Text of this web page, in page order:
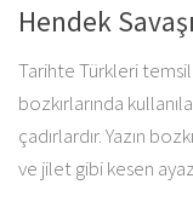
Hendek
Tarihte Türkleri
bozkırlarında
çadırlardır. Yazın
ve jilet gibi kesen